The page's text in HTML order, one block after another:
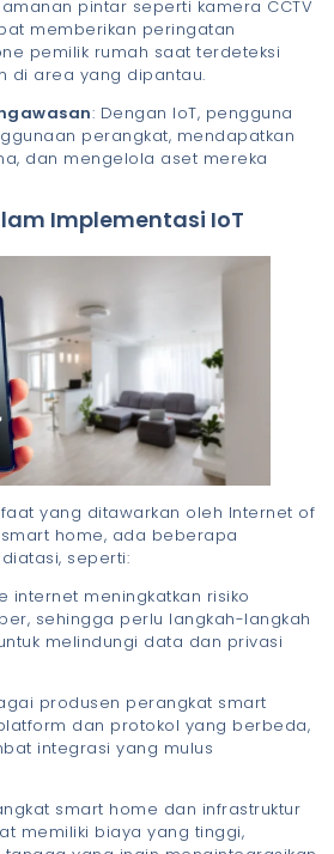
pintar seperti kamera CCTV
memberikan peringatan
pemilik rumah saat terdeteksi
di area yang dipantau.
: Dengan IoT, pengguna
perangkat, mendapatkan
dan mengelola aset mereka
Implementasi IoT
yang ditawarkan oleh Internet of
home, ada beberapa
seperti:
internet meningkatkan risiko
sehingga perlu langkah-langkah
melindungi data dan privasi
produsen perangkat smart
dan protokol yang berbeda,
integrasi yang mulus
smart home dan infrastruktur
memiliki biaya yang tinggi,